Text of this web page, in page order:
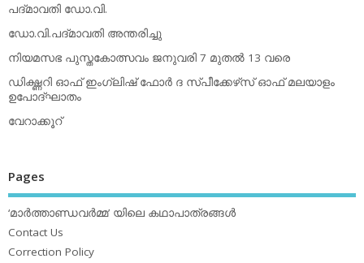
പദ്മാവതി ഡോ.വി.
ഡോ.വി.പദ്മാവതി അന്തരിച്ചു
നിയമസഭ പുസ്തകോത്സവം ജനുവരി 7 മുതല്‍ 13 വരെ
ഡിക്ഷ്ണറി ഓഫ് ഇംഗ്ലിഷ് ഫോര്‍ ദ സ്പീക്കേഴ്‌സ് ഓഫ് മലയാളം
ഉപോദ്ഘാതം
വേറാക്കൂറ്
Pages
‘മാര്‍ത്താണ്ഡവര്‍മ്മ’ യിലെ കഥാപാത്രങ്ങള്‍
Contact Us
Correction Policy